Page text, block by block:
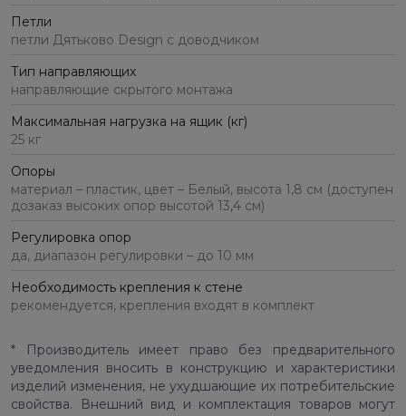
Петли
петли Дятьково Design с доводчиком
Тип направляющих
направляющие скрытого монтажа
Максимальная нагрузка на ящик (кг)
25 кг
Опоры
материал – пластик, цвет – Белый, высота 1,8 см (доступен
дозаказ высоких опор высотой 13,4 см)
Регулировка опор
да, диапазон регулировки – до 10 мм
Необходимость крепления к стене
рекомендуется, крепления входят в комплект
* Производитель имеет право без предварительного
уведомления вносить в конструкцию и характеристики
изделий изменения, не ухудшающие их потребительские
свойства. Внешний вид и комплектация товаров могут